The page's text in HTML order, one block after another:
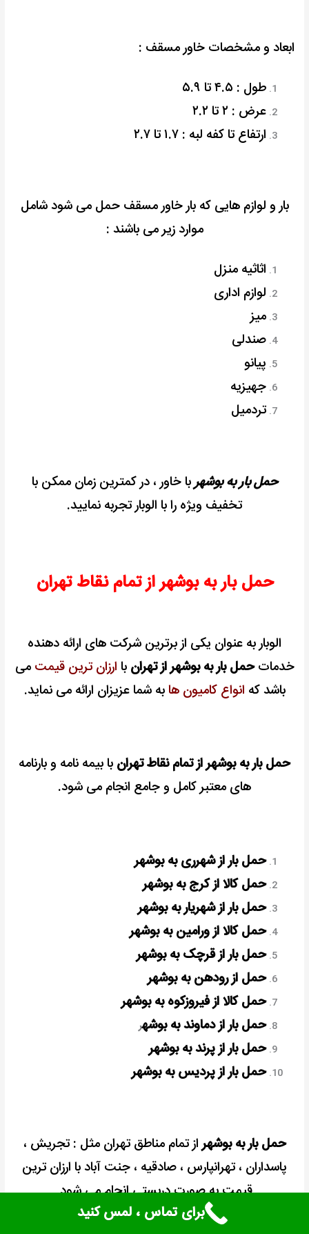
ابعاد و مشخصات خاور مسقف :
طول : ۴.۵ تا ۵.۹
عرض : ۲ تا ۲.۲
ارتفاع تا کفه لبه : ۱.۷ تا ۲.۷
بار و لوازم هایی که بار خاور مسقف حمل می شود شامل
موارد زیر می باشند :
اثاثیه منزل
لوازم اداری
میز
صندلی
پیانو
جهیزیه
تردمیل
حمل بار به بوشهربا خاور ، در کمترین زمان ممکن با
تخفیف ویژه را با الوبار تجربه نمایید.
حمل بار به بوشهر از تمام نقاط تهران
الوبار به عنوان یکی از برترین شرکت های ارائه دهنده
خدماتحمل بار به بوشهر از تهران با ارزان ترین قیمت می
باشد که انواع کامیون هابه شما عزیزان ارائه می نماید.
حمل بار به بوشهر از تمام نقاط تهران با بیمه نامه و بارنامه
های معتبر کامل و جامع انجام می شود.
حمل بار از شهرری به بوشهر
حمل کالا از کرج به بوشهر
حمل بار از شهریار به بوشهر
حمل کالا از ورامین به بوشهر
حمل بار از قرچک به بوشهر
حمل از رودهن به بوشهر
حمل کالا از فیروزکوه به بوشهر
حمل بار از دماوند به بوشهر
حمل بار از پرند به بوشهر
حمل بار از پردیس به بوشهر
حمل بار به بوشهراز تمام مناطق تهران مثل : تجریش ،
پاسداران ، تهرانپارس ، صادقیه ، جنت آباد با ارزان ترین
قیمت به صورت دربستی انجام می شود.
برای تماس ، لمس کنید